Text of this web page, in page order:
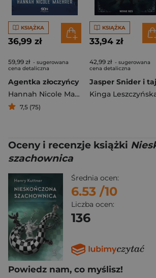
KSIĄŻKA
36,99 zł
59,99 zł - sugerowana
cena detaliczna
Agentka złoczyńcy
Hannah Nicole Maehrer
7,5 (75)
KSIĄŻKA
33,94 zł
42,99 zł - sugerowana
cena detaliczna
Kinga
Oceny i recenzje książki
szachownica
Średnia ocen:
6.53 /10
Liczba ocen:
136
Powiedz nam, co myślisz!